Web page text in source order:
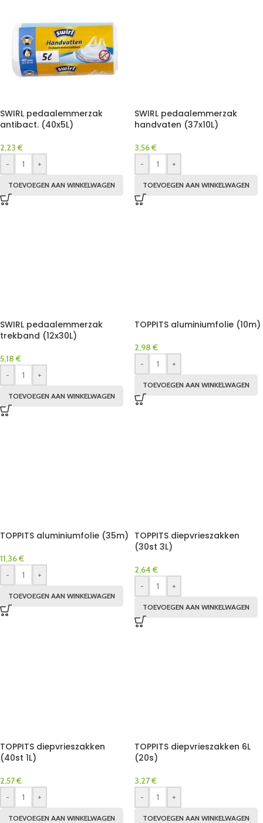
SWIRL pedaalemmerzak
antibact. (40x5L)
2,23 €
-
+
TOEVOEGEN AAN WINKELWAGEN
SWIRL pedaalemmerzak
handvaten (37x10L)
3,56€
-
+
TOEVOEGEN AAN WINKELWAGEN
SWIRL pedaalemmerzak
trekband (12x30L)
5,18 €
-
+
TOEVOEGEN AAN WINKELWAGEN
TOPPITS aluminiumfolie (10m)
2,98 €
-
+
TOEVOEGEN AAN WINKELWAGEN
TOPPITS aluminiumfolie (35m)
11,36€
-
+
TOEVOEGEN AAN WINKELWAGEN
TOPPITS diepvrieszakken
(30st 3L)
2,64 €
-
+
TOEVOEGEN AAN WINKELWAGEN
TOPPITS diepvrieszakken
(40st 1L)
2,57€
-
+
TOEVOEGEN AAN WINKELWAGEN
TOPPITS diepvrieszakken 6L
(20s)
3,27€
-
+
TOEVOEGEN AAN WINKELWAGEN